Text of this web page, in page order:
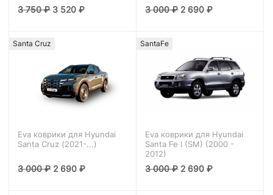
3 750₽ 3 520₽ 3 000₽ 2 690₽
Santa Cruz
Eva коврики для Hyundai
Santa Cruz (2021-...)
3 000₽ 2 690₽
SantaFe
Eva коврики для Hyundai
Santa Fe I (SM) (2000 -
2012)
3 000₽ 2 690₽